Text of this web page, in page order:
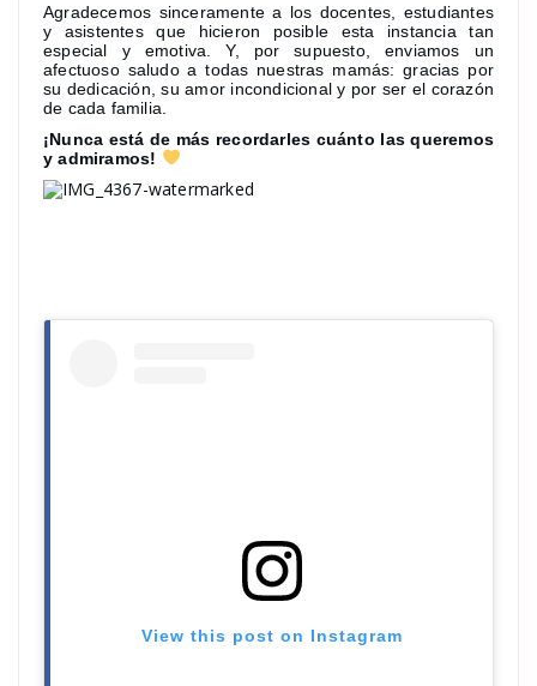
Agradecemos sinceramente a los docentes, estudiantes
y asistentes que hicieron posible esta instancia tan
especial y emotiva. Y, por supuesto, enviamos un
afectuoso saludo a todas nuestras mamás: gracias por
su dedicación, su amor incondicional y por ser el corazón
de cada familia.
¡Nunca está de más recordarles cuánto las queremos
y admiramos!
View this post on Instagram